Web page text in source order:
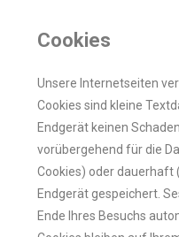
Cookies
Unsere Internetseiten
Cookies sind kleine
Endgerät keinen
vorübergehend für die
Cookies) oder dauerhaft
Endgerät gespeichert.
Ende Ihres Besuchs